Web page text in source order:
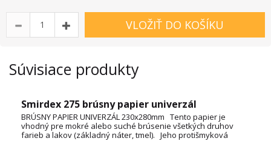
VLOŽIŤ DO KOŠÍKU
Súvisiace produkty
Smirdex 275 brúsny papier univerzál
BRÚSNY PAPIER UNIVERZÁL 230x280mm Tento papier je
vhodný pre mokré alebo suché brúsenie všetkých druhov
farieb a lakov (základný náter, tmel). Jeho protišmyková